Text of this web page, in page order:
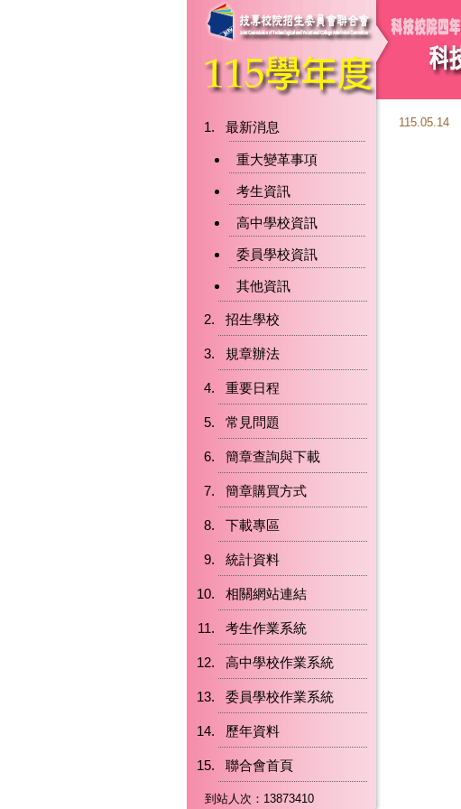
最新消息
重大變革事項
考生資訊
高中學校資訊
委員學校資訊
其他資訊
招生學校
規章辦法
重要日程
常見問題
簡章查詢與下載
簡章購買方式
下載專區
統計資料
相關網站連結
考生作業系統
高中學校作業系統
委員學校作業系統
歷年資料
聯合會首頁
到站人次：13873410
115.05.14